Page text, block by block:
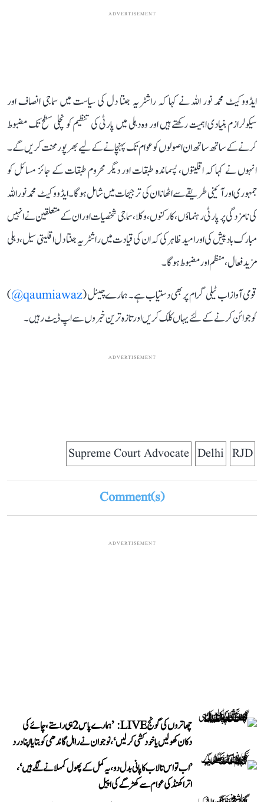
ADVERTISEMENT
ایڈووکیٹ محمد نور اللہ نے کہا کہ راشٹریہ جنتا دل کی سیاست میں سماجی انصاف اور
سیکولرازم بنیادی اہمیت رکھتے ہیں اور وہ دہلی میں پارٹی کی تنظیم کو نچلی سطح تک مضبوط
کرنے کے ساتھ ساتھ ان اصولوں کو عوام تک پہنچانے کے لیے بھرپور محنت کریں گے۔
انہوں نے کہا کہ اقلیتوں، پسماندہ طبقات اور دیگر محروم طبقات کے جائز مسائل کو
جمہوری اور آئینی طریقے سے اٹھانا ان کی ترجیحات میں شامل ہوگا۔ ایڈووکیٹ محمد نور اللہ
کی نامزدگی پر پارٹی رہنماؤں، کارکنوں، وکلا، سماجی شخصیات اور ان کے متعلقین نے انہیں
مبارک باد پیش کی اور امید ظاہر کی کہ ان کی قیادت میں راشٹریہ جنتا دل اقلیتی سیل، دہلی
مزید فعال، منظم اور مضبوط ہوگا۔
قومی آواز اب ٹیلی گرام پر بھی دستیاب ہے۔ ہمارے چینل (qaumiawaz@
)
کو جوائن کرنے کے لئے یہاں کلک کریں اور تازہ ترین خبروں سے اپ ڈیٹ رہیں۔
ADVERTISEMENT
RJD
Delhi
Supreme Court Advocate
Comment(s)
ADVERTISEMENT
چھاتروں کی گونج LIVE: ’ہمارے پاس 2 ہی راستے، چائے کی
دکان کھولیں یا خودکشی کر لیں‘، نوجوان نے راہل گاندھی کو بتایا اپنا درد
’اب تو اس تالاب کا پانی بدل دو، یہ کمل کے پھول کمہلانے لگے ہیں‘،
اتراکھنڈ کی عوام سے کھڑگے کی اپیل